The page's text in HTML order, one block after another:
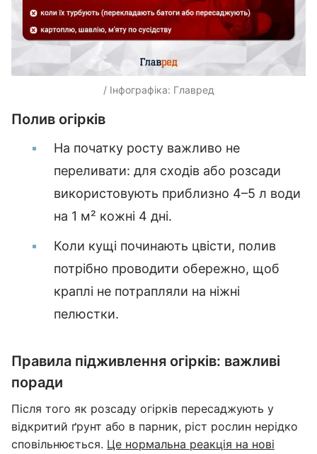
/ Інфографіка: Главред
Полив огірків
На початку росту важливо не
переливати: для сходів або розсади
використовують приблизно 4–5 л води
на 1 м² кожні 4 дні.
Коли кущі починають цвісти, полив
потрібно проводити обережно, щоб
краплі не потрапляли на ніжні
пелюстки.
Правила підживлення огірків: важливі
поради
Після того як розсаду огірків пересаджують у
відкритий ґрунт або в парник, ріст рослин нерідко
сповільнюється. Це нормальна реакція на нові